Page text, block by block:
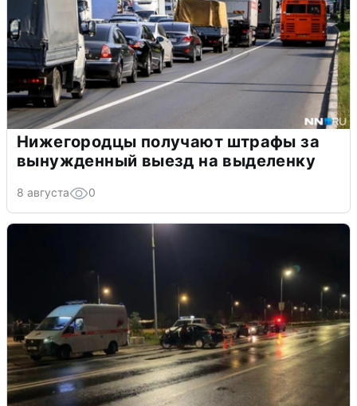
Нижегородцы получают штрафы за
вынужденный выезд на выделенку
8 августа 0